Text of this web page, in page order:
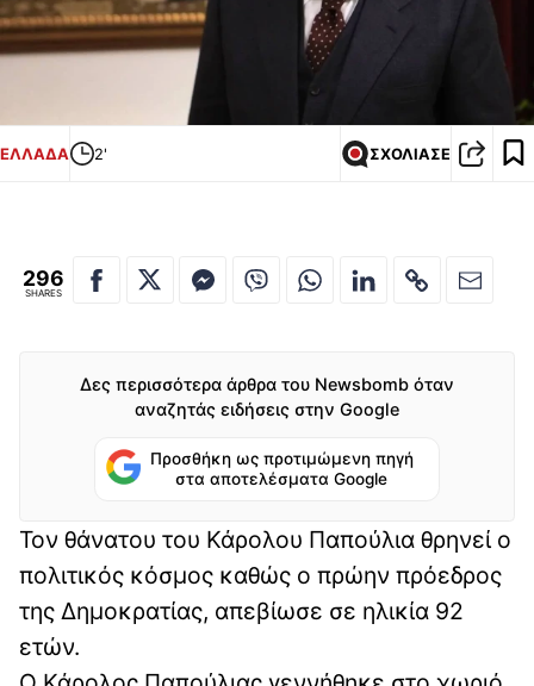
ΕΛΛΑΔΑ 2' ΣΧΟΛΙΑΣΕ
296
SHARES
Δες περισσότερα άρθρα του Newsbomb όταν
αναζητάς ειδήσεις στην Google
Προσθήκη ως προτιμώμενη πηγή
στα αποτελέσματα Google
Τον θάνατου του Κάρολου Παπούλια θρηνεί ο
πολιτικός κόσμος καθώς ο πρώην πρόεδρος
της Δημοκρατίας, απεβίωσε σε ηλικία 92
ετών.